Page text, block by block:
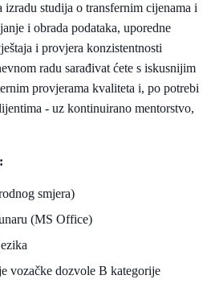
izradu studija o transfernim cijenama i
i obrada podataka, uporedne
i provjera konzistentnosti
radu sarađivat ćete s iskusnijim
provjerama kvaliteta i, po potrebi
- uz kontinuirano mentorstvo,
smjera)
(MS Office)
vozačke dozvole B kategorije